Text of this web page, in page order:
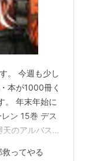
。 今週も少し
本が1000冊く
。 年末年始に
ン 15巻 デス
のアルバス 7
國 1～6巻 購
救ってやる